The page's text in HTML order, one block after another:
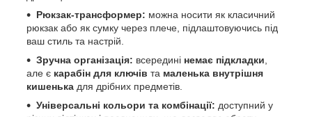
Рюкзак-трансформер: можна носити як класичний
рюкзак або як сумку через плече, підлаштовуючись під
ваш стиль та настрій.
Зручна організація: всередині немає підкладки
але є карабін для ключів та маленька внутрішня
кишенька для дрібних предметів.
Універсальні кольори та комбінації: доступний у